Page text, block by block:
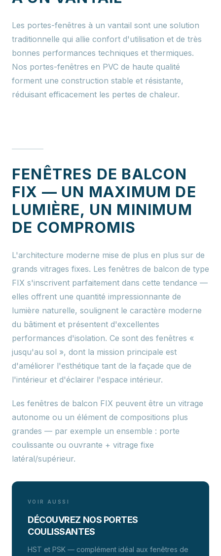
Les portes-fenêtres à un vantail sont une solution
traditionnelle qui allie confort d'utilisation et de très
bonnes performances techniques et thermiques.
Nos portes-fenêtres en PVC de haute qualité
forment une construction stable et résistante,
réduisant efficacement les pertes de chaleur.
FENÊTRES DE BALCON
FIX — UN MAXIMUM DE
LUMIÈRE, UN MINIMUM
DE COMPROMIS
L'architecture moderne mise de plus en plus sur de
grands vitrages fixes. Les fenêtres de balcon de type
FIX s'inscrivent parfaitement dans cette tendance —
elles offrent une quantité impressionnante de
lumière naturelle, soulignent le caractère moderne
du bâtiment et présentent d'excellentes
performances d'isolation. Ce sont des fenêtres «
jusqu'au sol », dont la mission principale est
d'améliorer l'esthétique tant de la façade que de
l'intérieur et d'éclairer l'espace intérieur.
Les fenêtres de balcon FIX peuvent être un vitrage
autonome ou un élément de compositions plus
grandes — par exemple un ensemble : porte
coulissante ou ouvrante + vitrage fixe
latéral/supérieur.
VOIR AUSSI
DÉCOUVREZ NOS PORTES
COULISSANTES
HST et PSK — complément idéal aux fenêtres de